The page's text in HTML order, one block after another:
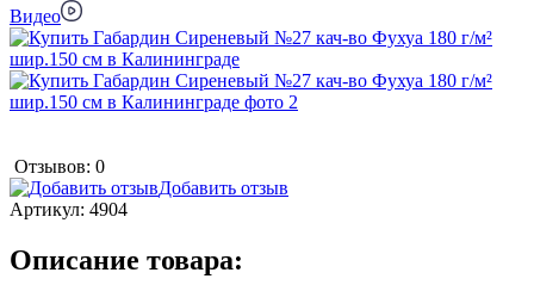
Видео
Отзывов: 0
Добавить отзыв
Артикул: 4904
Описание товара: